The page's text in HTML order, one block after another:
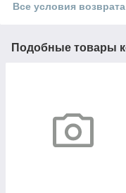
Все условия возврата
Подобные товары